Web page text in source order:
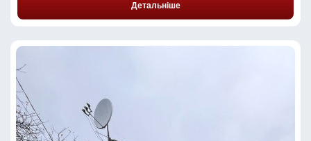
Детальніше